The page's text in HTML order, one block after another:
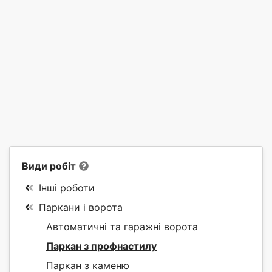
Види робіт
Інші роботи
Паркани і ворота
Автоматичні та гаражні ворота
Паркан з профнастилу
Паркан з каменю